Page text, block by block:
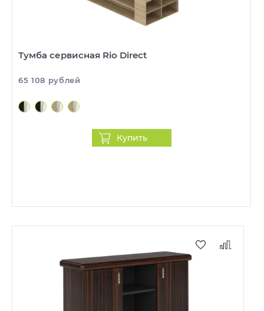
Тумба сервисная Rio Direct
65 108 рублей
Купить